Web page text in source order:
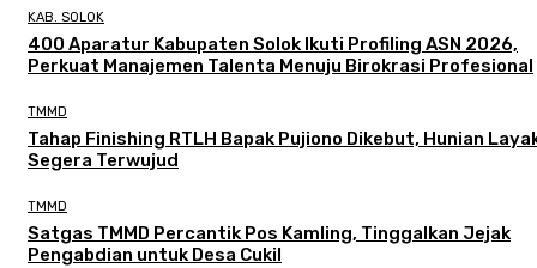
KAB. SOLOK
400 Aparatur Kabupaten Solok Ikuti Profiling ASN 2026,
Perkuat Manajemen Talenta Menuju Birokrasi Profesional
TMMD
Tahap Finishing RTLH Bapak Pujiono Dikebut, Hunian
Segera Terwujud
TMMD
Satgas TMMD Percantik Pos Kamling, Tinggalkan Jejak
Pengabdian untuk Desa Cukil